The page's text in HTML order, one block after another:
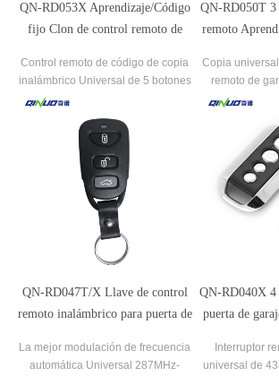
QN-RD053X Aprendizaje/Código
fijo Clon de control remoto de
Control remoto de código de copia
inalámbrico Universal de 5 botones
para abridor de puerta
QN-RD050T 3
remoto
Copia
remoto de
QN-RD047T/X Llave de control
remoto inalámbrico para puerta de
La mejor modulación de frecuencia
automática Universal 287MHz-
QN-RD040X 4
puerta de
Interruptor
universal de